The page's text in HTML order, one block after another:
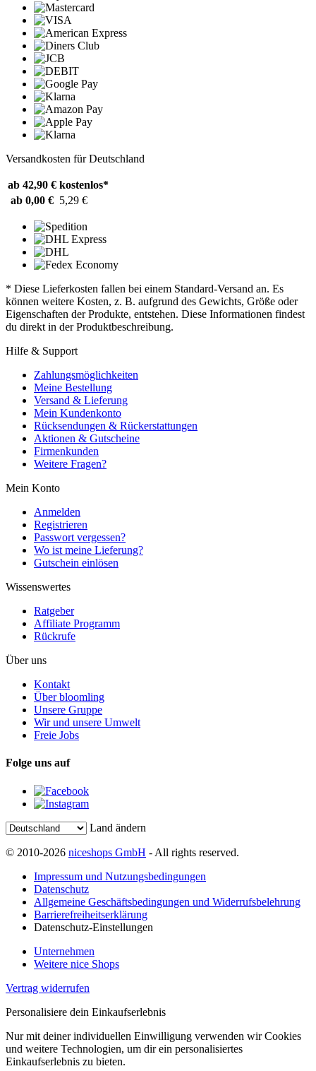
Versandkosten für Deutschland
ab 42,90 € kostenlos*
ab 0,00 € 5,29 €
* Diese Lieferkosten fallen bei einem Standard-Versand an. Es
können weitere Kosten, z. B. aufgrund des Gewichts, Größe oder
Eigenschaften der Produkte, entstehen. Diese Informationen findest
du direkt in der Produktbeschreibung.
Hilfe & Support
Zahlungsmöglichkeiten
Meine Bestellung
Versand & Lieferung
Mein Kundenkonto
Rücksendungen & Rückerstattungen
Aktionen & Gutscheine
Firmenkunden
Weitere Fragen?
Mein Konto
Anmelden
Registrieren
Passwort vergessen?
Wo ist meine Lieferung?
Gutschein einlösen
Wissenswertes
Ratgeber
Affiliate Programm
Rückrufe
Über uns
Kontakt
Über bloomling
Unsere Gruppe
Wir und unsere Umwelt
Freie Jobs
Folge uns auf
Land ändern
© 2010-2026 niceshops GmbH - All rights reserved.
Impressum und Nutzungsbedingungen
Datenschutz
Allgemeine Geschäftsbedingungen und Widerrufsbelehrung
Barrierefreiheitserklärung
Datenschutz-Einstellungen
Unternehmen
Weitere nice Shops
Vertrag widerrufen
Personalisiere dein Einkaufserlebnis
Nur mit deiner individuellen Einwilligung verwenden wir Cookies
und weitere Technologien, um dir ein personalisiertes
Einkaufserlebnis zu bieten.